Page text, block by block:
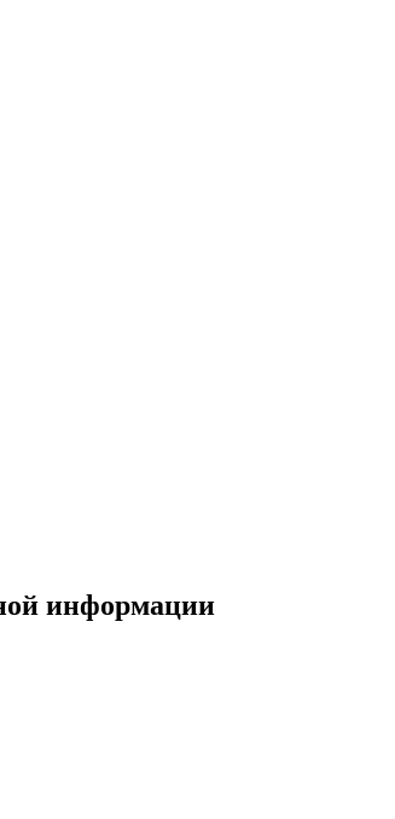
информации